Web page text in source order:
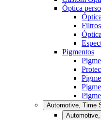
Óptica
Pigmentos
Automotive, Time